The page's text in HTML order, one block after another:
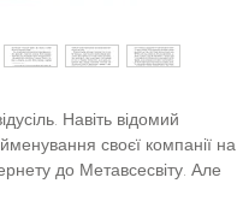
Навіть відомий
своєї компанії на
до Метавсесвіту. Але